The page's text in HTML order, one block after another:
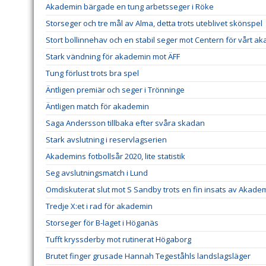
Akademin bärgade en tung arbetsseger i Röke
Storseger och tre mål av Alma, detta trots uteblivet skönspel
Stort bollinnehav och en stabil seger mot Centern för vårt
Stark vändning för akademin mot ÄFF
Tung förlust trots bra spel
Äntligen premiär och seger i Trönninge
Äntligen match för akademin
Saga Andersson tillbaka efter svåra skadan
Stark avslutning i reservlagserien
Akademins fotbollsår 2020, lite statistik
Seg avslutningsmatch i Lund
Omdiskuterat slut mot S Sandby trots en fin insats av
Tredje X:et i rad för akademin
Storseger för B-laget i Höganäs
Tufft kryssderby mot rutinerat Högaborg
Brutet finger grusade Hannah Tegeståhls landslagsläger